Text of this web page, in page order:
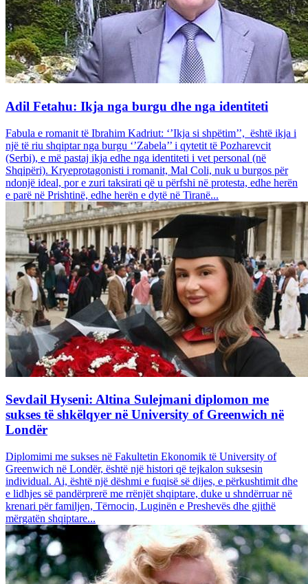
Adil Fetahu: Ikja nga burgu dhe nga identiteti
Fabula e romanit të Ibrahim Kadriut: ‘’Ikja si shpëtim’’, është ikja i
një të riu shqiptar nga burgu ‘’Zabela’’ i qytetit të Pozharevcit
(Serbi), e më pastaj ikja edhe nga identiteti i vet personal (në
Shqipëri). Kryeprotagonisti i romanit, Mal Coli, nuk u burgos për
ndonjë ideal, por e zuri taksirati që u përfshi në protesta, edhe herën
e parë në Prishtinë, edhe herën e dytë në Tiranë...
Sevdail Hyseni: Altina Sulejmani diplomon me
sukses të shkëlqyer në University of Greenwich në
Londër
Diplomimi me sukses në Fakultetin Ekonomik të University of
Greenwich në Londër, është një histori që tejkalon suksesin
individual. Ai, është një dëshmi e fuqisë së dijes, e përkushtimit dhe
e lidhjes së pandërprerë me rrënjët shqiptare, duke u shndërruar në
krenari për familjen, Tërnocin, Luginën e Preshevës dhe gjithë
mërgatën shqiptare...